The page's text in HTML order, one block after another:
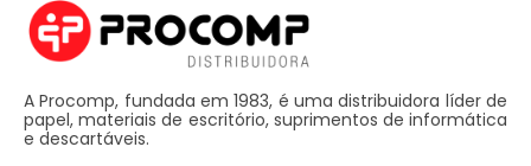
A Procomp, fundada em 1983, é uma distribuidora líder de
papel, materiais de escritório, suprimentos de informática
e descartáveis.